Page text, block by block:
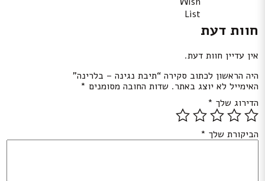
List
חוות דעת
אין עדיין חוות דעת.
היה הראשון לכתוב סקירה “תיבת נגינה – בלרינה”
האימייל לא יוצג באתר. שדות החובה מסומנים *
הדירוג שלך *
הביקורת שלך *